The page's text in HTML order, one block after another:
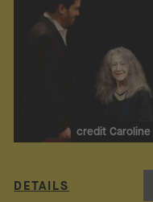
credit
DETAILS